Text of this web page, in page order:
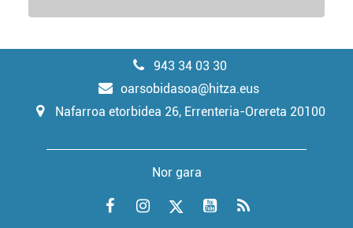
943 34 03 30
oarsobidasoa@hitza.eus
Nafarroa etorbidea 26, Errenteria-Orereta 20100
Nor gara